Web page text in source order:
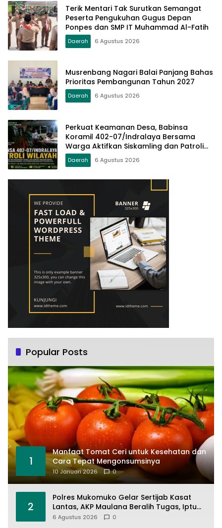
Terik Mentari Tak Surutkan Semangat
Peserta Pengukuhan Gugus Depan
Ponpes dan SMP IT Muhammad Al-Fatih
Daerah 6 Agustus 2026
Musrenbang Nagari Balai Panjang Bahas
Prioritas Pembangunan Tahun 2027
Daerah 6 Agustus 2026
Perkuat Keamanan Desa, Babinsa
Koramil 402-07/Indralaya Bersama
Warga Aktifkan Siskamling dan Patroli
Terpadu
Daerah 6 Agustus 2026
Popular Posts
1
Manfaat Tomat Ceri untuk Kesehatan dan
Cara Tepat Mengonsumsinya
10 Januari 2026 0
2
Polres Mukomuko Gelar Sertijab Kasat
Lantas, AKP Maulana Beralih Tugas, Iptu
Dedi Napitupulu Jabat Kasat Lantas
6 Agustus 2026 0